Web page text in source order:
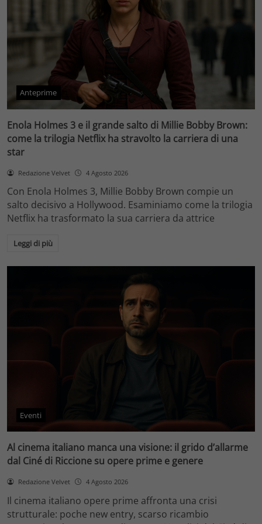
Anteprime
Enola Holmes 3 e il grande salto di Millie Bobby Brown:
come la trilogia Netflix ha stravolto la carriera di una
star
Redazione Velvet 4 Agosto 2026
Con Enola Holmes 3, Millie Bobby Brown compie un
salto decisivo a Hollywood. Esaminiamo come la trilogia
Netflix ha trasformato la sua carriera da attrice
Leggi di più
Eventi
Al cinema italiano manca una visione: il grido d’allarme
dal Ciné di Riccione su opere prime e genere
Redazione Velvet 4 Agosto 2026
Il cinema italiano opere prime affronta una crisi
strutturale: poche new entry, scarso ricambio